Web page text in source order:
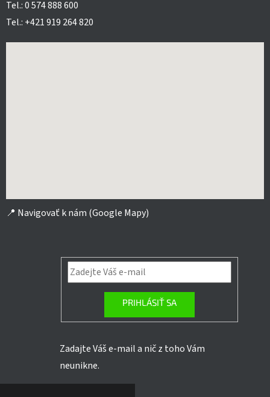
Tel.: 0 574 888 600
Tel.: +421 919 264 820
📍 Navigovať k nám (Google Mapy)
PRIHLÁSIŤ SA
Zadajte Váš e-mail a nič z toho Vám
neunikne.